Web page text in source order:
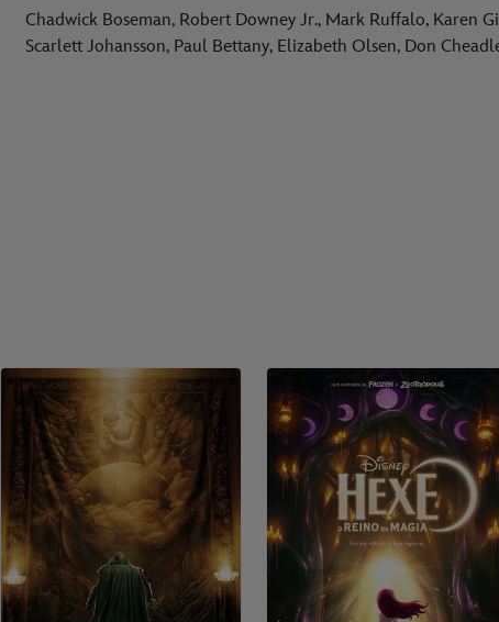
Chadwick Boseman, Robert Downey Jr., Mark Ruffalo, Karen
Scarlett Johansson, Paul Bettany, Elizabeth Olsen, Don